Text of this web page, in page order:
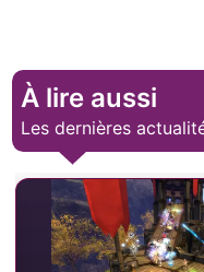
À lire aussi
Les dernières